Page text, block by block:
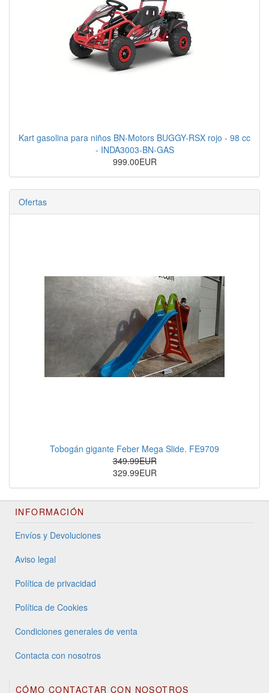
Kart gasolina para niños BN-Motors BUGGY-RSX rojo - 98 cc
- INDA3003-BN-GAS
999.00EUR
Ofertas
Tobogán gigante Feber Mega Slide. FE9709
349.99EUR
329.99EUR
INFORMACIÓN
Envíos y Devoluciones
Aviso legal
Política de privacidad
Política de Cookies
Condiciones generales de venta
Contacta con nosotros
CÓMO CONTACTAR CON NOSOTROS